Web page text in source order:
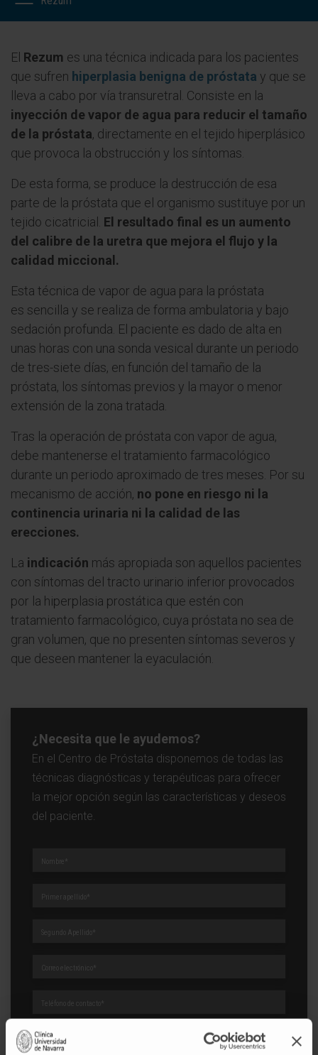
Terapia focal
Braquiterapia de alta y baja tasa
Protonterapia
Radioterapia VMAT
Radioterapia intraoperatoria
Fotovaporización prostática. Láser verde
Enucleación con láser de Holmio
Adenomectomía laparoscópica o robótica
Resección transuretral bipolar de próstata
Rezum
El Rezum es una técnica indicada para los pacientes
que sufren hiperplasia benigna de próstata y que se
lleva a cabo por vía transuretral. Consiste en la
inyección de vapor de agua para reducir el tamaño
de la próstata, directamente en el tejido hiperplásico
que provoca la obstrucción y los síntomas.
De esta forma, se produce la destrucción de esa
parte de la próstata que el organismo sustituye por un
tejido cicatricial. El resultado final es un aumento
del calibre de la uretra que mejora el flujo y la
calidad miccional.
Esta técnica de vapor de agua para la próstata
es sencilla y se realiza de forma ambulatoria y bajo
sedación profunda. El paciente es dado de alta en
unas horas con una sonda vesical durante un periodo
de tres-siete días, en función del tamaño de la
próstata, los síntomas previos y la mayor o menor
extensión de la zona tratada.
Tras la operación de próstata con vapor de agua,
debe mantenerse el tratamiento farmacológico
durante un periodo aproximado de tres meses. Por su
mecanismo de acción, no pone en riesgo ni la
continencia urinaria ni la calidad de las
erecciones.
La indicación más apropiada son aquellos pacientes
con síntomas del tracto urinario inferior provocados
por la hiperplasia prostática que estén con
tratamiento farmacológico, cuya próstata no sea de
gran volumen, que no presenten síntomas severos y
que deseen mantener la eyaculación.
¿Necesita que le ayudemos?
En el Centro de Próstata disponemos de todas las
técnicas diagnósticas y terapéuticas para ofrecer
la mejor opción según las características y deseos
del paciente.